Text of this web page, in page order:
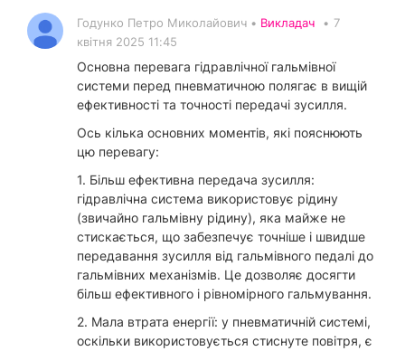
Годунко Петро Миколайович • Викладач • 7
квітня 2025 11:45
Основна перевага гідравлічної гальмівної
системи перед пневматичною полягає в вищій
ефективності та точності передачі зусилля.
Ось кілька основних моментів, які пояснюють
цю перевагу:
1. Більш ефективна передача зусилля:
гідравлічна система використовує рідину
(звичайно гальмівну рідину), яка майже не
стискається, що забезпечує точніше і швидше
передавання зусилля від гальмівного педалі до
гальмівних механізмів. Це дозволяє досягти
більш ефективного і рівномірного гальмування.
2. Мала втрата енергії: у пневматичній системі,
оскільки використовується стиснуте повітря, є